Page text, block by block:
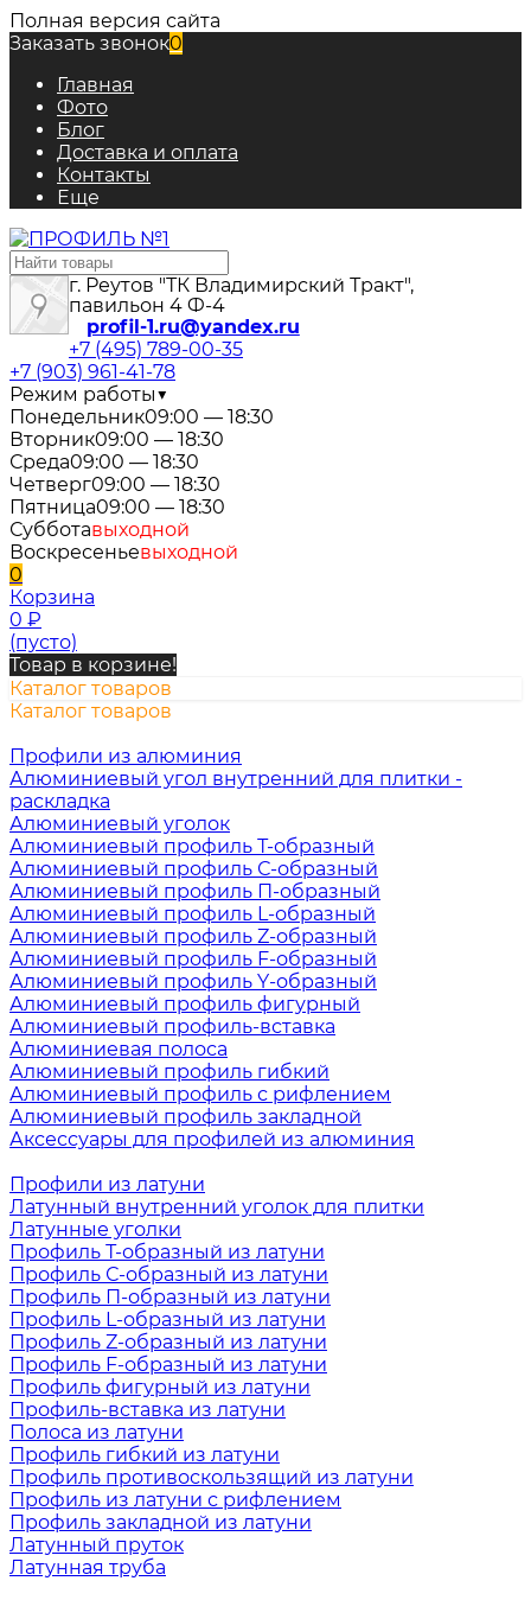
Полная версия сайта
Заказать звонок0
Главная
Фото
Блог
Доставка и оплата
Контакты
Еще
г. Реутов "ТК Владимирский Тракт",
павильон 4 Ф-4
profil-1.ru@yandex.ru
+7 (495) 789-00-35
+7 (903) 961-41-78
Режим работы▼
Понедельник09:00 — 18:30
Вторник09:00 — 18:30
Среда09:00 — 18:30
Четверг09:00 — 18:30
Пятница09:00 — 18:30
Субботавыходной
Воскресеньевыходной
0
Корзина
0 ₽
(пусто)
Товар в корзине!
Каталог товаров
Каталог товаров
Профили из алюминия
Алюминиевый угол внутренний для плитки -
раскладка
Алюминиевый уголок
Алюминиевый профиль Т-образный
Алюминиевый профиль С-образный
Алюминиевый профиль П-образный
Алюминиевый профиль L-образный
Алюминиевый профиль Z-образный
Алюминиевый профиль F-образный
Алюминиевый профиль Y-образный
Алюминиевый профиль фигурный
Алюминиевый профиль-вставка
Алюминиевая полоса
Алюминиевый профиль гибкий
Алюминиевый профиль с рифлением
Алюминиевый профиль закладной
Аксессуары для профилей из алюминия
Профили из латуни
Латунный внутренний уголок для плитки
Латунные уголки
Профиль Т-образный из латуни
Профиль С-образный из латуни
Профиль П-образный из латуни
Профиль L-образный из латуни
Профиль Z-образный из латуни
Профиль F-образный из латуни
Профиль фигурный из латуни
Профиль-вставка из латуни
Полоса из латуни
Профиль гибкий из латуни
Профиль противоскользящий из латуни
Профиль из латуни с рифлением
Профиль закладной из латуни
Латунный пруток
Латунная труба